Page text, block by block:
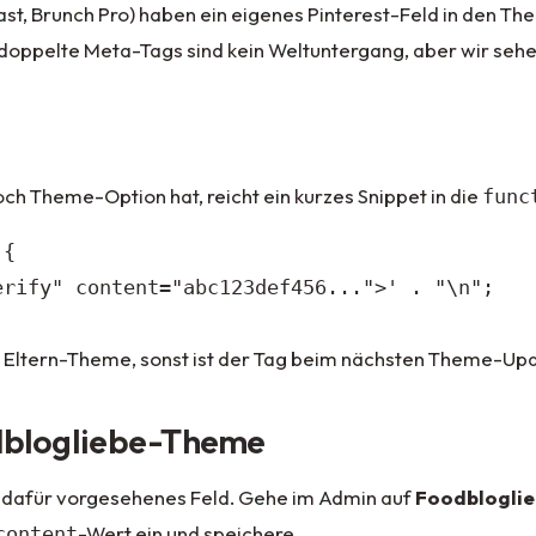
Brunch Pro) haben ein eigenes Pinterest-Feld in den
Meta-Tags sind kein Weltuntergang, aber wir
Theme-Option hat, reicht ein kurzes Snippet in die
{
content="abc123def456...">' . "\n";
Eltern-Theme, sonst ist der Tag beim nächsten Theme-
Theme
vorgesehenes Feld. Gehe im Admin auf